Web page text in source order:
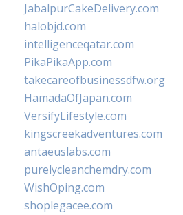
JabalpurCakeDelivery.com
halobjd.com
intelligenceqatar.com
PikaPikaApp.com
takecareofbusinessdfw.org
HamadaOfJapan.com
VersifyLifestyle.com
kingscreekadventures.com
antaeuslabs.com
purelycleanchemdry.com
WishOping.com
shoplegacee.com